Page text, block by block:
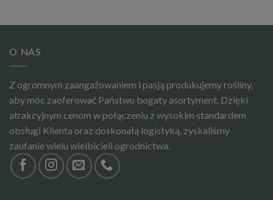
O NAS
Z ogromnym zaangażowaniem i pasją produkujemy rośliny,
aby móc zaoferować Państwu bogaty asortyment. Dzięki
atrakcyjnym cenom w połączeniu z wysokim standardem
obsługi Klienta oraz doskonałą logistyką, zyskaliśmy
zaufanie wielu wielbicieli ogrodnictwa.